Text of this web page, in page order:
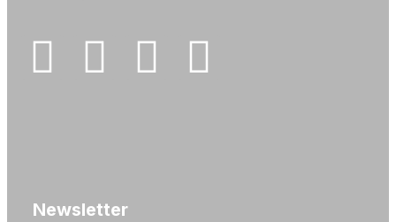
Newsletter